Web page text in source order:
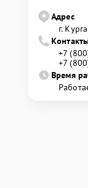
Адрес
г.
Контакты
+7
+7
Время